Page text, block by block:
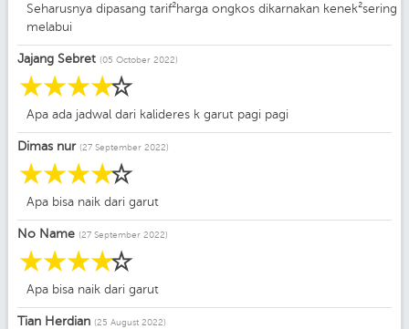
Seharusnya dipasang tarif²harga ongkos dikarnakan kenek²sering
melabui
Jajang Sebret (05 October 2022)
☆
☆
☆
☆
☆
Apa ada jadwal dari kalideres k garut pagi pagi
Dimas nur (27 September 2022)
☆
☆
☆
☆
☆
Apa bisa naik dari garut
No Name (27 September 2022)
☆
☆
☆
☆
☆
Apa bisa naik dari garut
Tian Herdian (25 August 2022)